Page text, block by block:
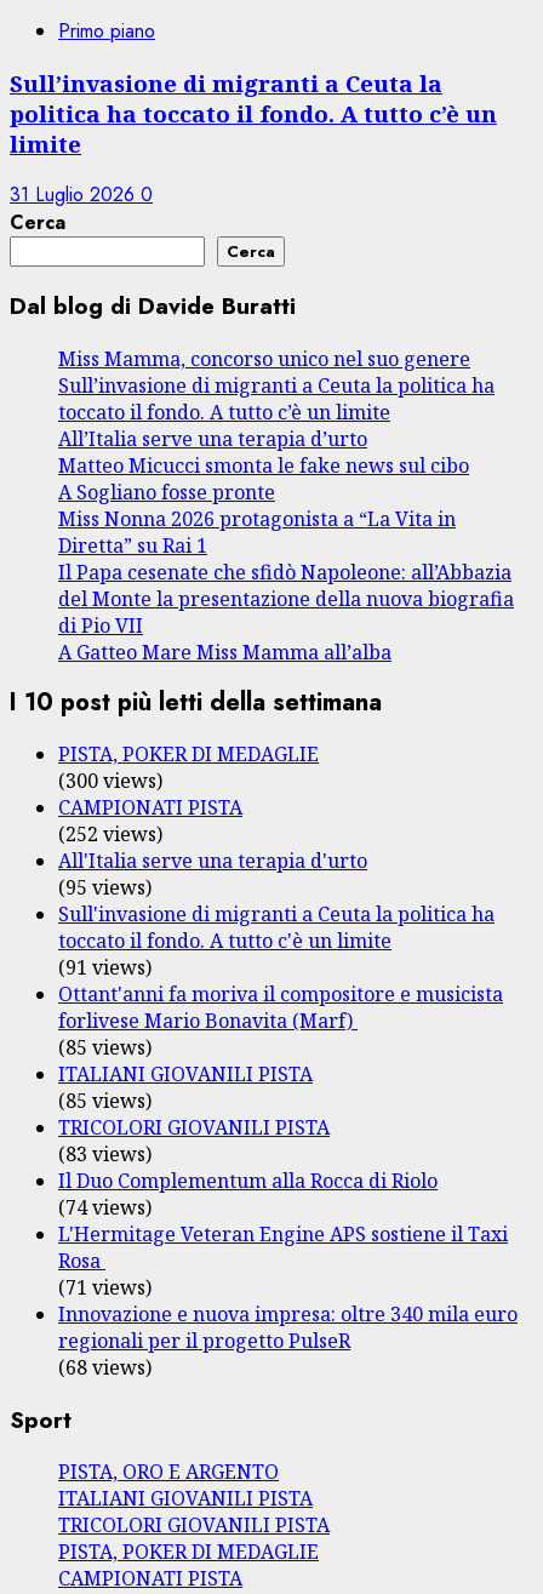
Primo piano
Sull’invasione di migranti a Ceuta la
politica ha toccato il fondo. A tutto c’è un
limite
31 Luglio 2026 0
Cerca
Cerca
Dal blog di Davide Buratti
Miss Mamma, concorso unico nel suo genere
Sull’invasione di migranti a Ceuta la politica ha
toccato il fondo. A tutto c’è un limite
All’Italia serve una terapia d’urto
Matteo Micucci smonta le fake news sul cibo
A Sogliano fosse pronte
Miss Nonna 2026 protagonista a “La Vita in
Diretta” su Rai 1
Il Papa cesenate che sfidò Napoleone: all’Abbazia
del Monte la presentazione della nuova biografia
di Pio VII
A Gatteo Mare Miss Mamma all’alba
I 10 post più letti della settimana
PISTA, POKER DI MEDAGLIE
(300 views)
CAMPIONATI PISTA
(252 views)
All'Italia serve una terapia d'urto
(95 views)
Sull'invasione di migranti a Ceuta la politica ha
toccato il fondo. A tutto c'è un limite
(91 views)
Ottant'anni fa moriva il compositore e musicista
forlivese Mario Bonavita (Marf)
(85 views)
ITALIANI GIOVANILI PISTA
(85 views)
TRICOLORI GIOVANILI PISTA
(83 views)
Il Duo Complementum alla Rocca di Riolo
(74 views)
L'Hermitage Veteran Engine APS sostiene il Taxi
Rosa
(71 views)
Innovazione e nuova impresa: oltre 340 mila euro
regionali per il progetto PulseR
(68 views)
Sport
PISTA, ORO E ARGENTO
ITALIANI GIOVANILI PISTA
TRICOLORI GIOVANILI PISTA
PISTA, POKER DI MEDAGLIE
CAMPIONATI PISTA